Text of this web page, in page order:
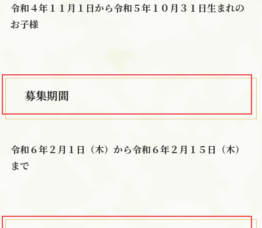
令和４年１１月１日から令和５年１０月３１日生まれの
お子様
募集期間
令和６年２月１日（木）から令和６年２月１５日（木）
まで